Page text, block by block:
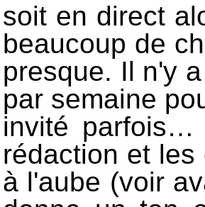
soit en direct
beaucoup de
presque. Il n'y
par semaine
invité parfois…
rédaction et
à l'aube (voir